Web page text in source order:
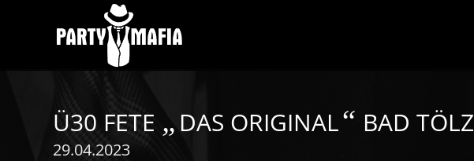
Ü30 FETE „ DAS ORIGINAL“ BAD TÖLZ
29.04.2023